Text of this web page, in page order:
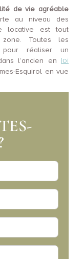
de vie agréable
au niveau des
locative est tout
Toutes les
pour réaliser un
l’ancien en loi
Esquirol en vue